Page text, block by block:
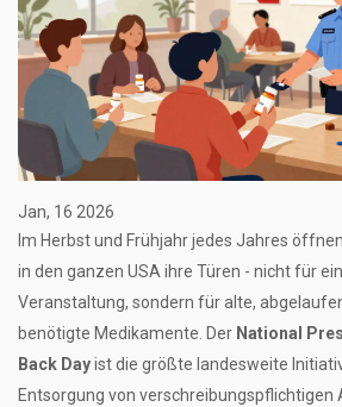
Jan, 16 2026
Im Herbst und Frühjahr jedes Jahres
in den ganzen USA ihre Türen - nicht für
Veranstaltung, sondern für alte,
benötigte Medikamente. Der National
Back Dayist die größte landesweite
Entsorgung von verschreibungspflichtigen